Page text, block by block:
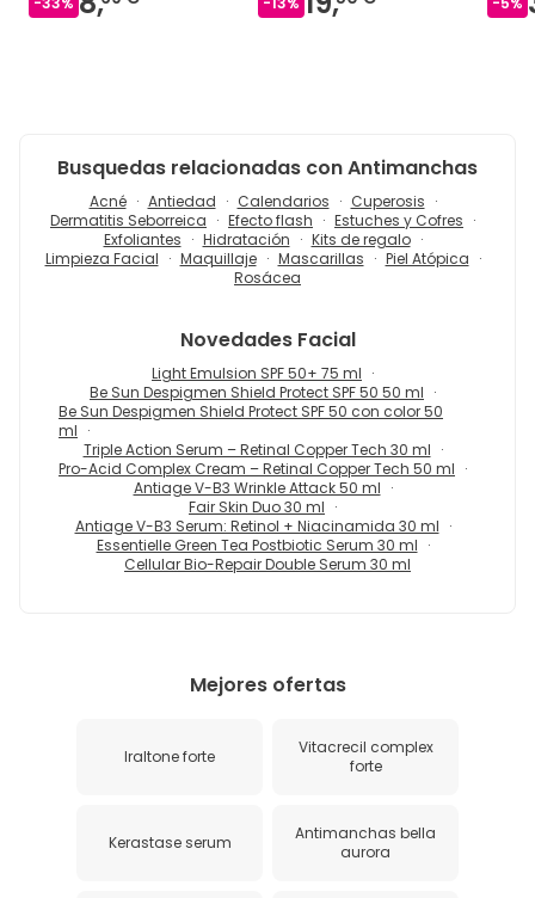
Busquedas relacionadas con Antimanchas
Acné Antiedad Calendarios
Cuperosis
Dermatitis Seborreica
Efecto flash
Estuches y Cofres
Exfoliantes
Hidratación
Kits de regalo
Limpieza Facial
Maquillaje Mascarillas
Piel Atópica
Rosácea
Novedades Facial
Light Emulsion SPF 50+ 75 ml
Be Sun Despigmen Shield Protect SPF 50 50 ml
Be Sun Despigmen Shield Protect SPF 50 con color 50
ml
Triple Action Serum – Retinal Copper Tech 30 ml
Pro-Acid Complex Cream – Retinal Copper Tech 50 ml
Antiage V-B3 Wrinkle Attack 50 ml
Fair Skin Duo 30 ml
Antiage V-B3 Serum: Retinol + Niacinamida 30 ml
Essentielle Green Tea Postbiotic Serum 30 ml
Cellular Bio-Repair Double Serum 30 ml
Mejores ofertas
Iraltone forte
Vitacrecil complex
forte
Kerastase serum
Antimanchas bella
aurora